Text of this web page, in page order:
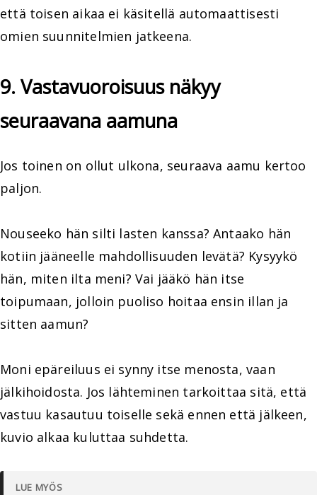
että toisen aikaa ei käsitellä automaattisesti
omien suunnitelmien jatkeena.
9. Vastavuoroisuus näkyy
seuraavana aamuna
Jos toinen on ollut ulkona, seuraava aamu kertoo
paljon.
Nouseeko hän silti lasten kanssa? Antaako hän
kotiin jääneelle mahdollisuuden levätä? Kysyykö
hän, miten ilta meni? Vai jääkö hän itse
toipumaan, jolloin puoliso hoitaa ensin illan ja
sitten aamun?
Moni epäreiluus ei synny itse menosta, vaan
jälkihoidosta. Jos lähteminen tarkoittaa sitä, että
vastuu kasautuu toiselle sekä ennen että jälkeen,
kuvio alkaa kuluttaa suhdetta.
LUE MYÖS